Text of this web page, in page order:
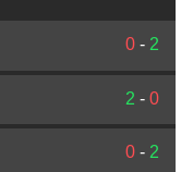
0 - 2
2 - 0
0 - 2